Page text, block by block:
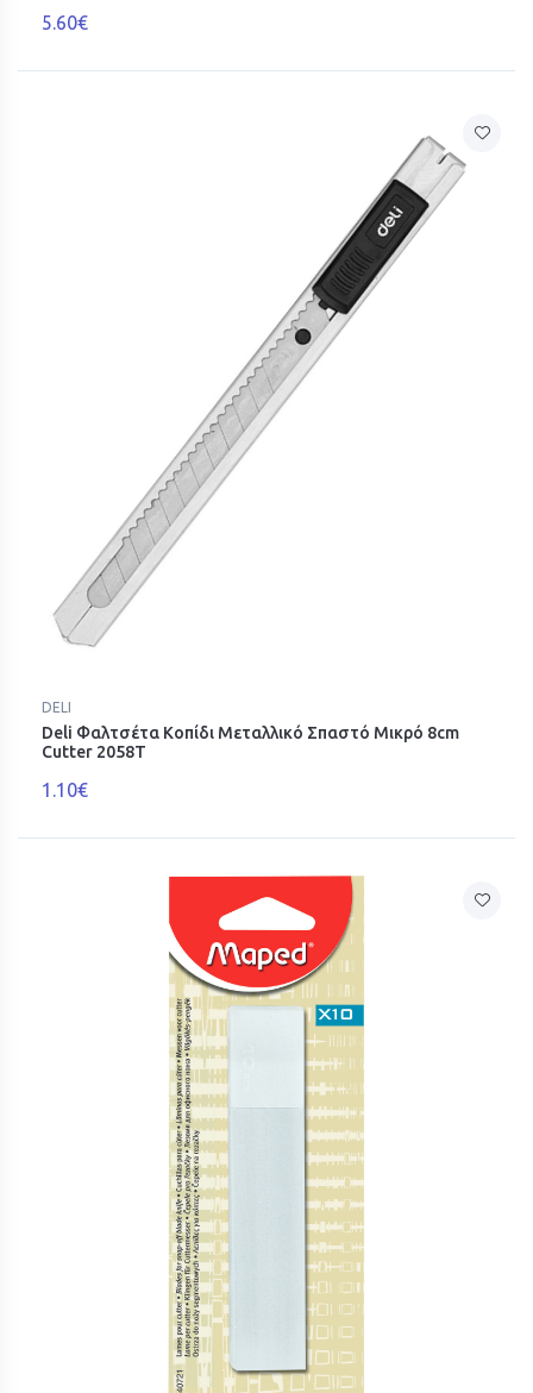
5.60€
DELI
Deli Φαλτσέτα Κοπίδι Μεταλλικό Σπαστό Μικρό 8cm
Cutter 2058T
1.10€